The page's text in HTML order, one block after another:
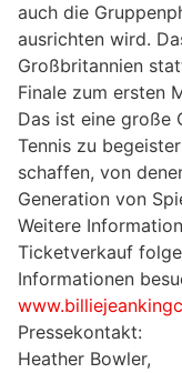
auch die
ausrichten wird.
Großbritannien
Finale zum ersten
Das ist eine große
Tennis zu
schaffen, von
Generation von
Weitere
Ticketverkauf
Informationen
Pressekontakt:
Heather Bowler,